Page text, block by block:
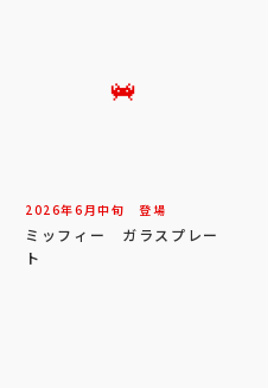
2026年6 月中旬 登場
ミッフィー ガラスプレー
ト